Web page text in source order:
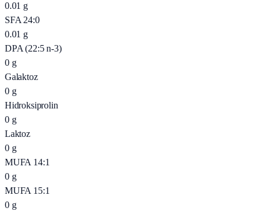
0.01 g
SFA 24:0
0.01 g
DPA (22:5 n-3)
0 g
Galaktoz
0 g
Hidroksiprolin
0 g
Laktoz
0 g
MUFA 14:1
0 g
MUFA 15:1
0 g